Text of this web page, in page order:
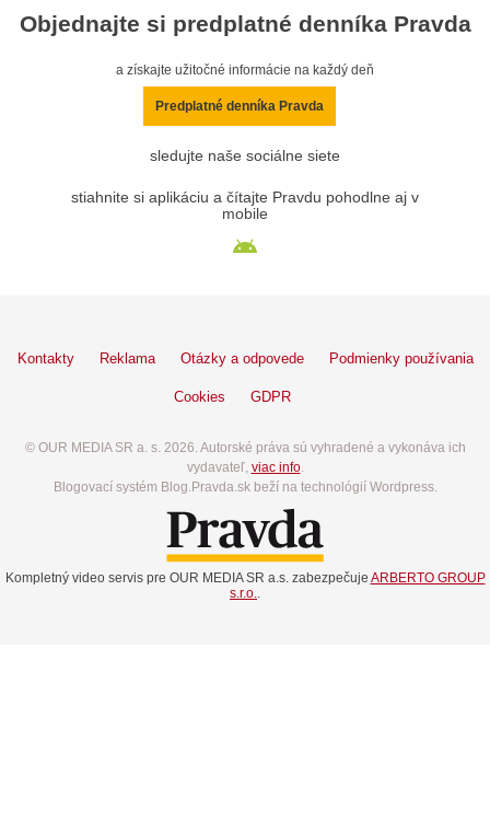
Objednajte si predplatné denníka Pravda
a získajte užitočné informácie na každý deň
Predplatné denníka Pravda
sledujte naše sociálne siete
stiahnite si aplikáciu a čítajte Pravdu pohodlne aj v
mobile
Kontakty Reklama Otázky a odpovede Podmienky používania
Cookies GDPR
© OUR MEDIA SR a. s. 2026. Autorské práva sú vyhradené a vykonáva ich
vydavateľ, viac info.
Blogovací systém Blog.Pravda.sk beží na technológií Wordpress.
Kompletný video servis pre OUR MEDIA SR a.s. zabezpečuje ARBERTO GROUP
s.r.o..